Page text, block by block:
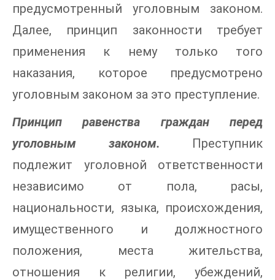
предусмотренный уголовным законом.
Далее, принцип законности требует
применения к нему только того
наказания, которое предусмотрено
уголовным законом за это преступление.
Принцип равенства граждан перед
уголовным законом. Преступник
подлежит уголовной ответственности
независимо от пола, расы,
национальности, языка, происхождения,
имущественного и должностного
положения, места жительства,
отношения к религии, убеждений,